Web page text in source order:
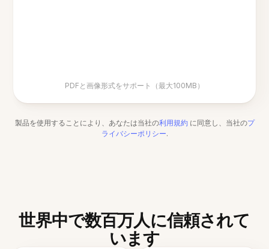
PDFと画像形式をサポート（最大100MB）
製品を使用することにより、あなたは当社の利用規約 に同意し、当社のプ
ライバシーポリシー.
世界中で数百万人に信頼されて
います